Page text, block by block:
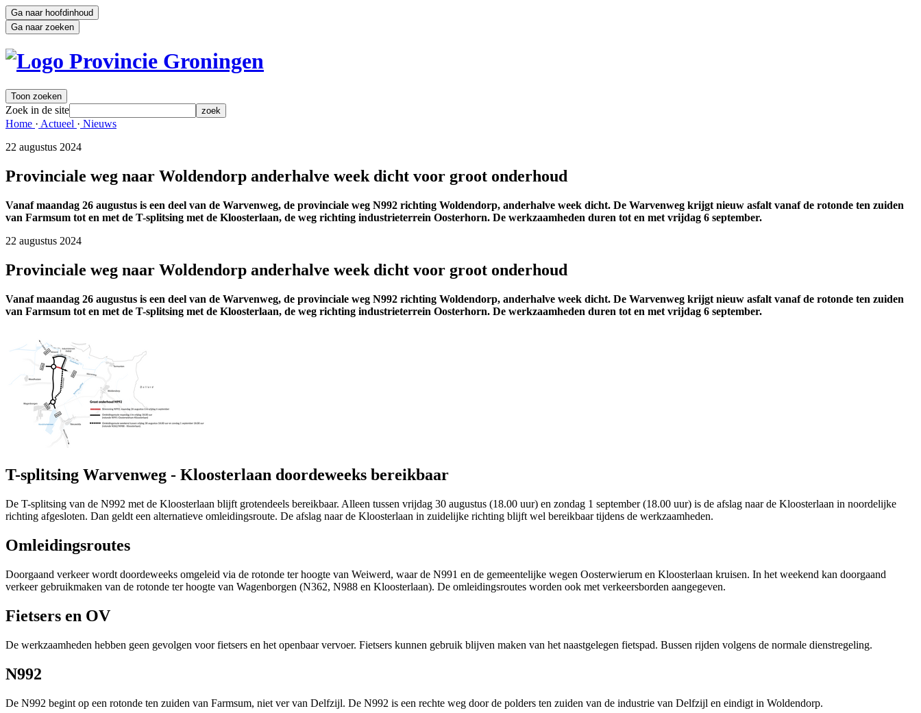
Ga naar hoofdinhoud
Ga naar zoeken
Toon zoeken
Zoek in de site zoek
Home · Actueel · Nieuws
22 augustus 2024
Provinciale weg naar Woldendorp anderhalve week dicht voor groot onderhoud
Vanaf maandag 26 augustus is een deel van de Warvenweg, de provinciale weg N992 richting Woldendorp, anderhalve week dicht. De Warvenweg krijgt nieuw asfalt vanaf de rotonde ten zuiden
van Farmsum tot en met de T-splitsing met de Kloosterlaan, de weg richting industrieterrein Oosterhorn. De werkzaamheden duren tot en met vrijdag 6 september.
22 augustus 2024
Provinciale weg naar Woldendorp anderhalve week dicht voor groot onderhoud
Vanaf maandag 26 augustus is een deel van de Warvenweg, de provinciale weg N992 richting Woldendorp, anderhalve week dicht. De Warvenweg krijgt nieuw asfalt vanaf de rotonde ten zuiden
van Farmsum tot en met de T-splitsing met de Kloosterlaan, de weg richting industrieterrein Oosterhorn. De werkzaamheden duren tot en met vrijdag 6 september.
T-splitsing Warvenweg - Kloosterlaan doordeweeks bereikbaar
De T-splitsing van de N992 met de Kloosterlaan blijft grotendeels bereikbaar. Alleen tussen vrijdag 30 augustus (18.00 uur) en zondag 1 september (18.00 uur) is de afslag naar de Kloosterlaan in noordelijke
richting afgesloten. Dan geldt een alternatieve omleidingsroute. De afslag naar de Kloosterlaan in zuidelijke richting blijft wel bereikbaar tijdens de werkzaamheden.
Omleidingsroutes
Doorgaand verkeer wordt doordeweeks omgeleid via de rotonde ter hoogte van Weiwerd, waar de N991 en de gemeentelijke wegen Oosterwierum en Kloosterlaan kruisen. In het weekend kan doorgaand
verkeer gebruikmaken van de rotonde ter hoogte van Wagenborgen (N362, N988 en Kloosterlaan). De omleidingsroutes worden ook met verkeersborden aangegeven.
Fietsers en OV
De werkzaamheden hebben geen gevolgen voor fietsers en het openbaar vervoer. Fietsers kunnen gebruik blijven maken van het naastgelegen fietspad. Bussen rijden volgens de normale dienstregeling.
N992
De N992 begint op een rotonde ten zuiden van Farmsum, niet ver van Delfzijl. De N992 is een rechte weg door de polders ten zuiden van de industrie van Delfzijl en eindigt in Woldendorp.